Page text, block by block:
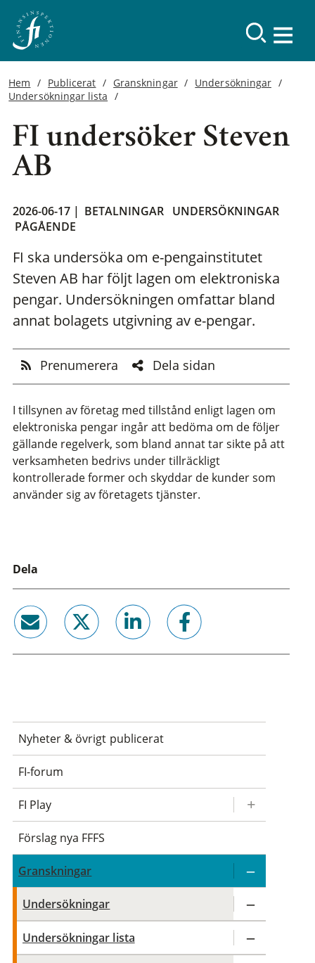
Hem Publicerat Granskningar
Undersökningar
Undersökningar lista
FI undersöker Steven
AB
2026-06-17 | BETALNINGAR UNDERSÖKNINGAR
PÅGÅENDE
FI ska undersöka om e-pengainstitutet
Steven AB har följt lagen om elektroniska
pengar. Undersökningen omfattar bland
annat bolagets utgivning av e-pengar.
Prenumerera Dela sidan
I tillsynen av företag med tillstånd enligt lagen om
elektroniska pengar ingår att bedöma om de följer
gällande regelverk, som bland annat tar sikte på att
verksamheten bedrivs under tillräckligt
kontrollerade former och skyddar de kunder som
använder sig av företagets tjänster.
Dela
Nyheter & övrigt publicerat
FI-forum
FI Play
Förslag nya FFFS
Granskningar
Undersökningar
Undersökningar lista